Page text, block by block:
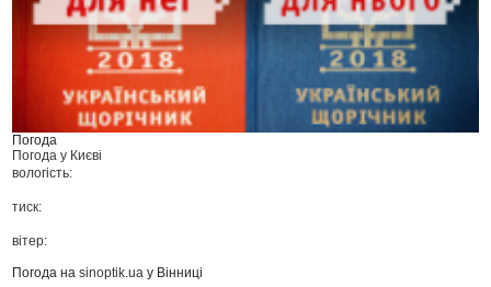
Погода
Погода у Києві
вологість:
тиск:
вітер:
Погода наsinoptik.ua у Вінниці